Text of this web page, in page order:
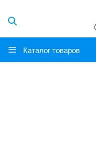
Каталог товаров